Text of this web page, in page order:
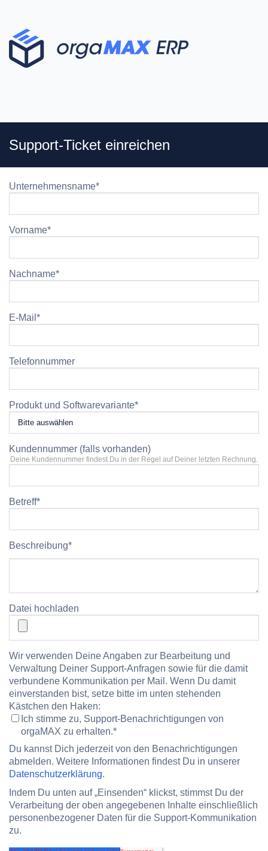
Support-Ticket einreichen
Unternehmensname*
Vorname*
Nachname*
E-Mail *
Telefonnummer
Produkt und Softwarevariante*
Kundennummer (falls vorhanden)
Deine Kundennummer findest Du in der Regel auf Deiner letzten Rechnung.
Betreff*
Beschreibung*
Datei hochladen
Wir verwenden Deine Angaben zur Bearbeitung und
Verwaltung Deiner Support-Anfragen sowie für die damit
verbundene Kommunikation per Mail. Wenn Du damit
einverstanden bist, setze bitte im unten stehenden
Kästchen den Haken:
Ich stimme zu, Support-Benachrichtigungen von
orgaMAX zu erhalten.*
Du kannst Dich jederzeit von den Benachrichtigungen
abmelden. Weitere Informationen findest Du in unserer
Datenschutzerklärung.
Indem Du unten auf „Einsenden“ klickst, stimmst Du der
Verarbeitung der oben angegebenen Inhalte einschließlich
personenbezogener Daten für die Support-Kommunikation
zu.